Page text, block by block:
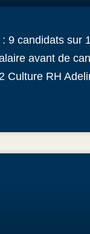
: 9 candidats sur
avant de
Culture RH